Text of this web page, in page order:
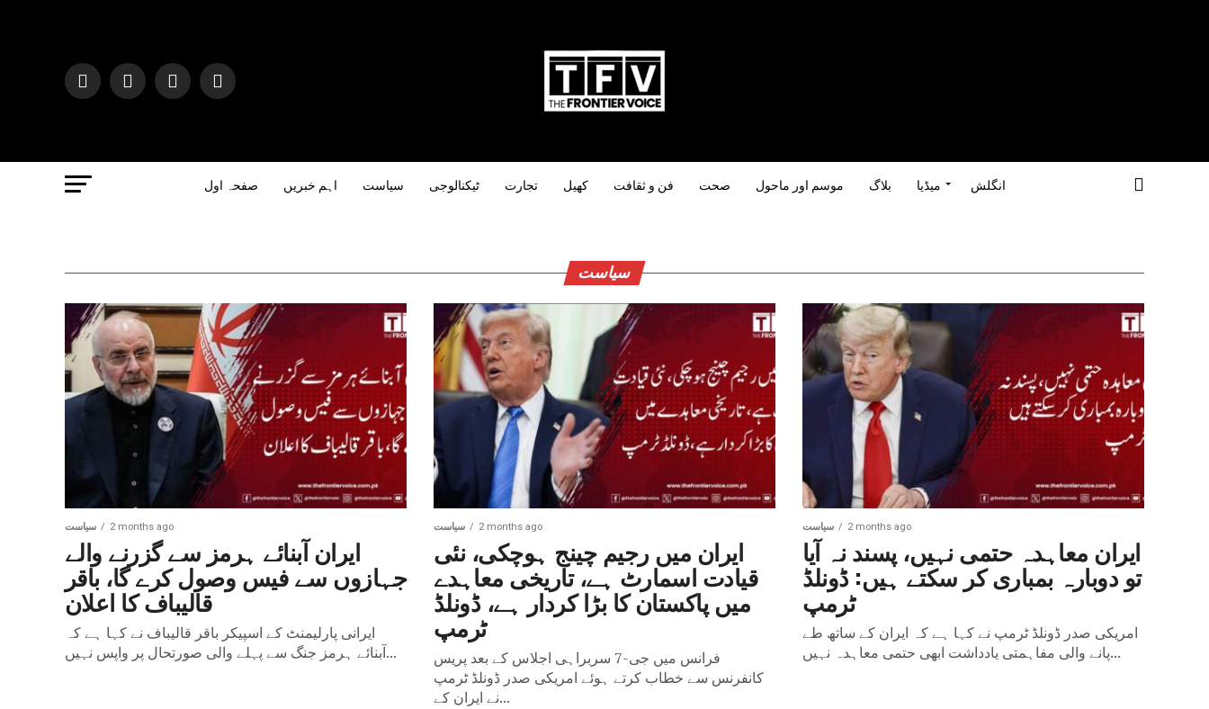
صفحہ اول اہم خبریں سیاست ٹیکنالوجی تجارت کھیل فن و ثقافت صحت موسم اور ماحول بلاگ میڈیا انگلش
Casinoly Évaluation :
Notre analyse Détaillée
de ce Casino en ligne
Dans le monde en évolution des casinos en ligne, Casinoly s’est
rapidement imposé comme une destination gaming appréciée de
سیاست
سیاست 2 months ago
ایران آبنائے ہرمز سے گزرنے والے
جہازوں سے فیس وصول کرے گا، باقر
قالیباف کا اعلان
ایرانی پارلیمنٹ کے اسپیکر باقر قالیباف نے کہا ہے کہ
آبنائے ہرمز جنگ سے پہلے والی صورتحال پر واپس نہیں...
سیاست 2 months ago
ایران میں رجیم چینج ہوچکی، نئی
قیادت اسمارٹ ہے، تاریخی معاہدے
میں پاکستان کا بڑا کردار ہے، ڈونلڈ
ٹرمپ
فرانس میں جی-7 سربراہی اجلاس کے بعد پریس
کانفرنس سے خطاب کرتے ہوئے امریکی صدر ڈونلڈ ٹرمپ
نے ایران کے...
سیاست 2 months ago
ایران معاہدہ حتمی نہیں، پسند نہ آیا
تو دوبارہ بمباری کر سکتے ہیں: ڈونلڈ
ٹرمپ
امریکی صدر ڈونلڈ ٹرمپ نے کہا ہے کہ ایران کے ساتھ طے
پانے والی مفاہمتی یادداشت ابھی حتمی معاہدہ نہیں...